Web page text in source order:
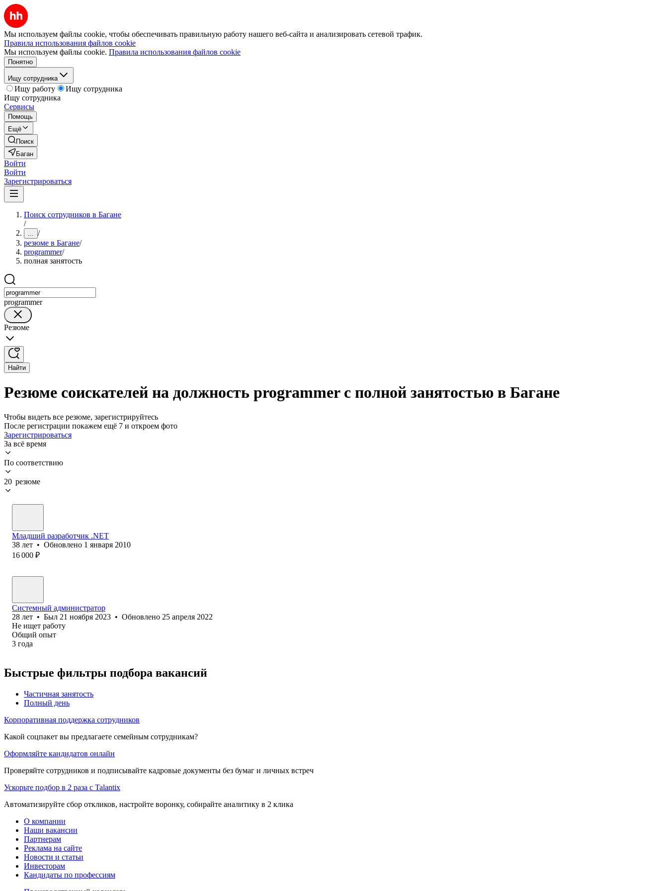
Мы используем файлы cookie, чтобы обеспечивать правильную работу нашего веб-сайта и анализировать сетевой трафик.
Правила использования файлов cookie
Мы используем файлы cookie. Правила использования файлов cookie
Понятно
Ищу сотрудника
Ищу работу
Ищу сотрудника
Ищу сотрудника
Сервисы
Помощь
Ещё
Поиск
Баган
Войти
Войти
Зарегистрироваться
Поиск сотрудников в Багане
/
... /
резюме в Багане/
programmer/
полная занятость
programmer
Резюме
Найти
Резюме соискателей на должность programmer с полной занятостью в Багане
Чтобы видеть все резюме, зарегистрируйтесь
После регистрации покажем ещё 7 и откроем фото
Зарегистрироваться
За всё время
По соответствию
20 резюме
Младший разработчик .NET
38 лет • Обновлено 1 января 2010
16 000 ₽
Системный администратор
28 лет • Был 21 ноября 2023 • Обновлено 25 апреля 2022
Не ищет работу
Общий опыт
3 года
Быстрые фильтры подбора вакансий
Частичная занятость
Полный день
Корпоративная поддержка сотрудников
Какой соцпакет вы предлагаете семейным сотрудникам?
Оформляйте кандидатов онлайн
Проверяйте сотрудников и подписывайте кадровые документы без бумаг и личных встреч
Ускорьте подбор в 2 раза с Talantix
Автоматизируйте сбор откликов, настройте воронку, собирайте аналитику в 2 клика
О компании
Наши вакансии
Партнерам
Реклама на сайте
Новости и статьи
Инвесторам
Кандидаты по профессиям